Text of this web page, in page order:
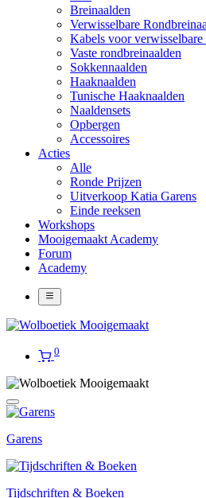
Breinaalden
Verwisselbare
Kabels voor verwisselbare
Vaste rondbreinaalden
Sokkennaalden
Haaknaalden
Tunische Haaknaalden
Naaldensets
Opbergen
Accessoires
Acties
Alle
Ronde Prijzen
Uitverkoop Katia Garens
Einde reeksen
Workshops
Mooigemaakt Academy
Forum
Academy
0
Garens
Tijdschriften & Boeken